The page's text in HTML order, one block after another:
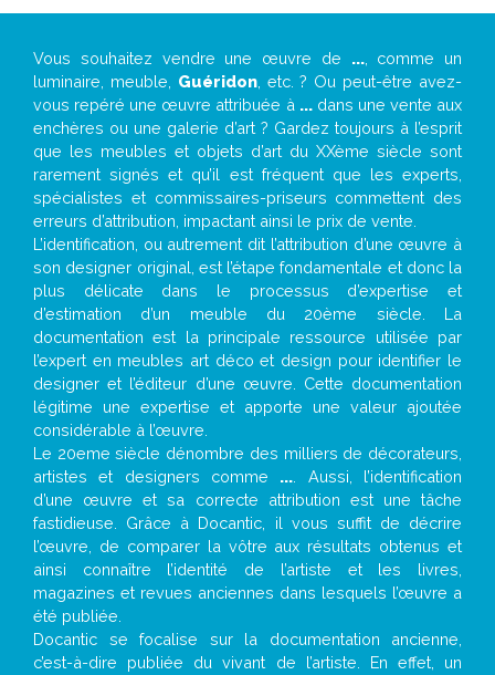
Vous souhaitez vendre une œuvre de ..., comme un
luminaire, meuble, Guéridon, etc. ? Ou peut-être avez-
vous repéré une œuvre attribuée à ...dans une vente aux
enchères ou une galerie d’art ? Gardez toujours à l’esprit
que les meubles et objets d’art du XXème siècle sont
rarement signés et qu’il est fréquent que les experts,
spécialistes et commissaires-priseurs commettent des
erreurs d’attribution, impactant ainsi le prix de vente.
L’identification, ou autrement dit l’attribution d’une œuvre à
son designer original, est l’étape fondamentale et donc la
plus délicate dans le processus d’expertise et
d’estimation d’un meuble du 20ème siècle. La
documentation est la principale ressource utilisée par
l’expert en meubles art déco et design pour identifier le
designer et l’éditeur d’une œuvre. Cette documentation
légitime une expertise et apporte une valeur ajoutée
considérable à l’œuvre.
Le 20eme siècle dénombre des milliers de décorateurs,
artistes et designers comme ... . Aussi, l’identification
d’une œuvre et sa correcte attribution est une tâche
fastidieuse. Grâce à Docantic, il vous suffit de décrire
l’œuvre, de comparer la vôtre aux résultats obtenus et
ainsi connaître l’identité de l’artiste et les livres,
magazines et revues anciennes dans lesquels l’œuvre a
été publiée.
Docantic se focalise sur la documentation ancienne,
c’est-à-dire publiée du vivant de l’artiste. En effet, un